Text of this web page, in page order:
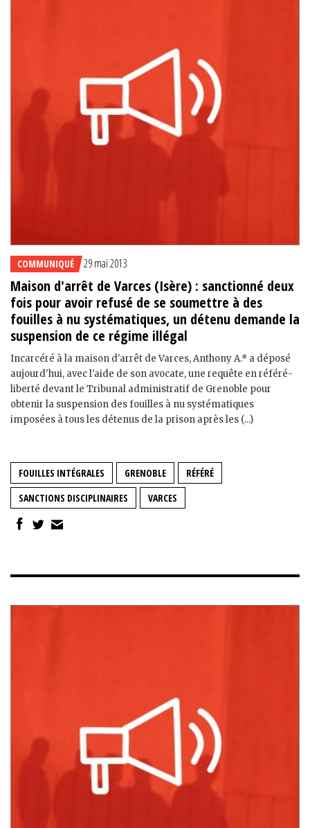
COMMUNIQUÉ 29 mai 2013
Maison d'arrêt de Varces (Isère) : sanctionné deux
fois pour avoir refusé de se soumettre à des
fouilles à nu systématiques, un détenu demande la
suspension de ce régime illégal
Incarcéré à la maison d'arrêt de Varces, Anthony A.* a déposé
aujourd'hui, avec l'aide de son avocate, une requête en référé-
liberté devant le Tribunal administratif de Grenoble pour
obtenir la suspension des fouilles à nu systématiques
imposées à tous les détenus de la prison après les (...)
FOUILLES INTÉGRALES GRENOBLE
RÉFÉRÉ
SANCTIONS DISCIPLINAIRES
VARCES